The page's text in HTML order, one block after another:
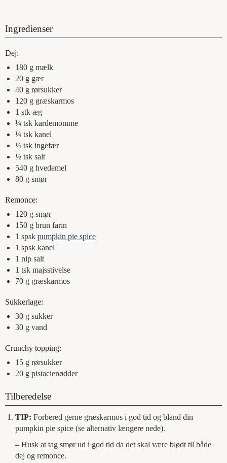
Ingredienser
Dej:
180 g mælk
20 g gær
40 g rørsukker
120 g græskarmos
1 stk æg
¼ tsk kardemomme
¼ tsk kanel
¼ tsk ingefær
½ tsk salt
540 g hvedemel
80 g smør
Remonce:
120 g smør
150 g brun farin
1 spsk pumpkin pie spice
1 spsk kanel
1 nip salt
1 tsk majsstivelse
70 g græskarmos
Sukkerlage:
30 g sukker
30 g vand
Crunchy topping:
15 g rørsukker
20 g pistacienødder
Tilberedelse
TIP: Forbered gerne græskarmos i god tid og bland din
pumpkin pie spice (se alternativ længere nede).
– Husk at tag smør ud i god tid da det skal være blødt til både
dej og remonce.